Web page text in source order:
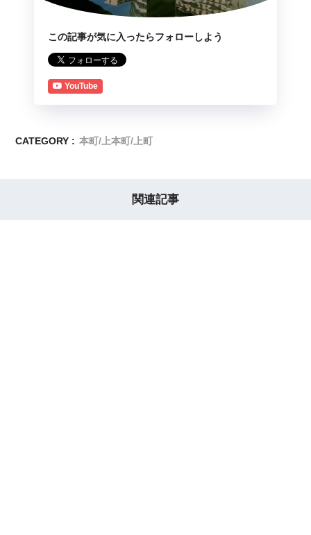
この記事が気に入ったらフォローしよう
YouTube
CATEGORY : 本町/上本町/上町
関連記事